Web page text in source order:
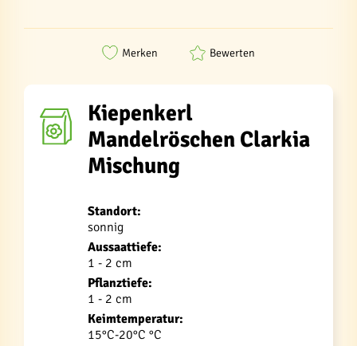
Merken Bewerten
Kiepenkerl
Mandelröschen Clarkia
Mischung
Standort:
sonnig
Aussaattiefe:
1 - 2 cm
Pflanztiefe:
1 - 2 cm
Keimtemperatur:
15°C-20°C °C